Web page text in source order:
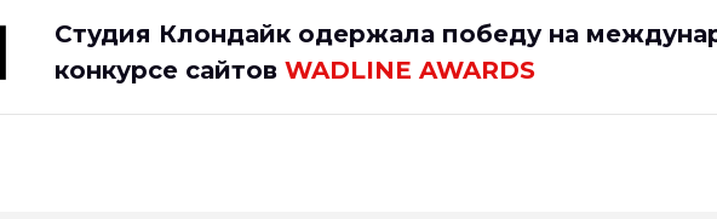
Студия Клондайк одержала победу на
конкурсе сайтов WADLINE AWARDS